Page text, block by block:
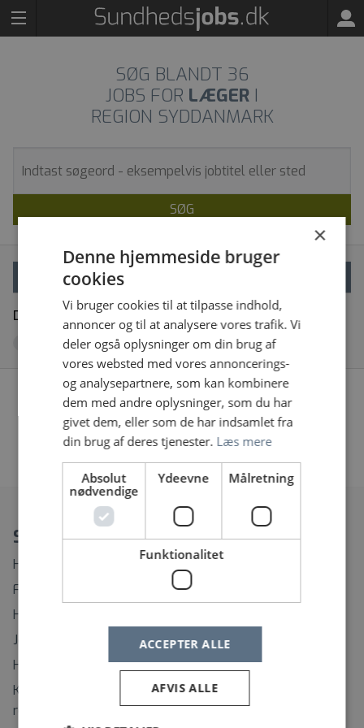
SØG BLANDT 36
JOBS FOR LÆGER I
REGION SYDDANMARK
SØG
Dine filtre
Fjern alle
Region Syddanmark x
Vi fandt desværre ingen jobopslag, prøv at søge på
noget andet eller fjern nogle af dine filtre
Spørgsmål?
Hvordan ændrer eller afmelder jeg min Jobagent?
Find rundt på Sundhedsjobs.dk
Hvordan opretter jeg mig som bruger?
Jeg har glemt mit brugernavn
Hvordan ændrer jeg mit password?
Kontaktinformation til support på regionernes
rekrutteringssystemer
×
Denne hjemmeside bruger
cookies
Vi bruger cookies til at tilpasse indhold,
annoncer og til at analysere vores trafik. Vi
deler også oplysninger om din brug af
vores websted med vores annoncerings-
og analysepartnere, som kan kombinere
dem med andre oplysninger, som du har
givet dem, eller som de har indsamlet fra
din brug af deres tjenester. Læs mere
Absolut
nødvendige
Ydeevne Målretning
Funktionalitet
ACCEPTER ALLE
AFVIS ALLE